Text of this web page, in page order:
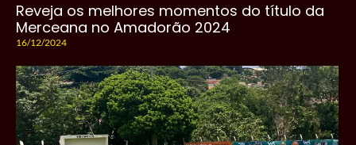
Reveja os melhores momentos do título da
Merceana no Amadorão 2024
16/12/2024